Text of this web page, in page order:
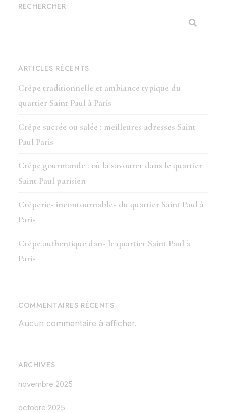
RECHERCHER
ARTICLES RÉCENTS
Crêpe traditionnelle et ambiance typique du
quartier Saint Paul à Paris
Crêpe sucrée ou salée : meilleures adresses Saint
Paul Paris
Crêpe gourmande : où la savourer dans le quartier
Saint Paul parisien
Crêperies incontournables du quartier Saint Paul à
Paris
Crêpe authentique dans le quartier Saint Paul à
Paris
COMMENTAIRES RÉCENTS
Aucun commentaire à afficher.
ARCHIVES
novembre 2025
octobre 2025